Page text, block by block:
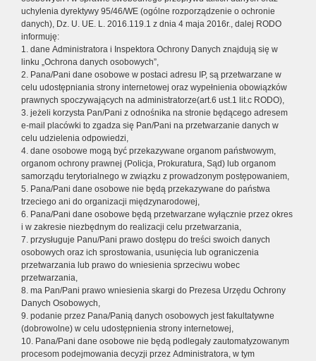
uchylenia dyrektywy 95/46/WE (ogólne rozporządzenie o ochronie
danych), Dz. U. UE. L. 2016.119.1 z dnia 4 maja 2016r., dalej RODO
informuję:
1. dane Administratora i Inspektora Ochrony Danych znajdują się w
linku „Ochrona danych osobowych”,
2. Pana/Pani dane osobowe w postaci adresu IP, są przetwarzane w
celu udostępniania strony internetowej oraz wypełnienia obowiązków
prawnych spoczywających na administratorze(art.6 ust.1 lit.c RODO),
3. jeżeli korzysta Pan/Pani z odnośnika na stronie będącego adresem
e-mail placówki to zgadza się Pan/Pani na przetwarzanie danych w
celu udzielenia odpowiedzi,
4. dane osobowe mogą być przekazywane organom państwowym,
organom ochrony prawnej (Policja, Prokuratura, Sąd) lub organom
samorządu terytorialnego w związku z prowadzonym postępowaniem,
5. Pana/Pani dane osobowe nie będą przekazywane do państwa
trzeciego ani do organizacji międzynarodowej,
6. Pana/Pani dane osobowe będą przetwarzane wyłącznie przez okres
i w zakresie niezbędnym do realizacji celu przetwarzania,
7. przysługuje Panu/Pani prawo dostępu do treści swoich danych
osobowych oraz ich sprostowania, usunięcia lub ograniczenia
przetwarzania lub prawo do wniesienia sprzeciwu wobec
przetwarzania,
8. ma Pan/Pani prawo wniesienia skargi do Prezesa Urzędu Ochrony
Danych Osobowych,
9. podanie przez Pana/Panią danych osobowych jest fakultatywne
(dobrowolne) w celu udostępnienia strony internetowej,
10. Pana/Pani dane osobowe nie będą podlegały zautomatyzowanym
procesom podejmowania decyzji przez Administratora, w tym